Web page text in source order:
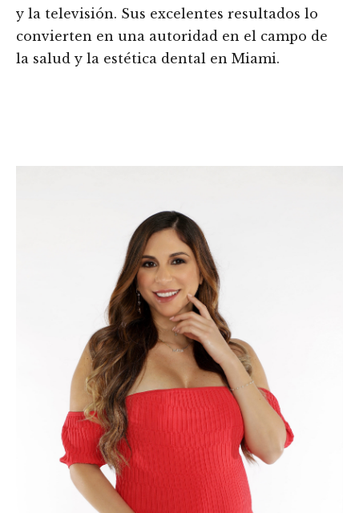
y la televisión. Sus excelentes resultados lo
convierten en una autoridad en el campo de
la salud y la estética dental en Miami.